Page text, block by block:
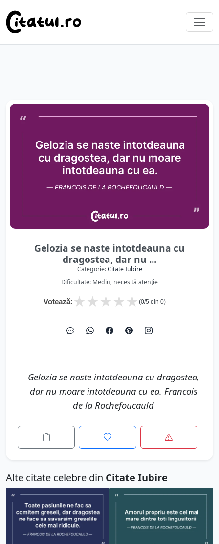
Gelozia se naste intotdeauna cu
dragostea, dar nu ...
Categorie:Citate Iubire
Dificultate: Mediu, necesită atenție
Votează: ★
★
★
★
★ (0/5 din 0)
Gelozia se naste intotdeauna cu dragostea,
dar nu moare intotdeauna cu ea. Francois
de la Rochefoucauld
Alte citate celebre din Citate Iubire